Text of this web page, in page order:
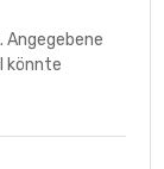
Angegebene
könnte